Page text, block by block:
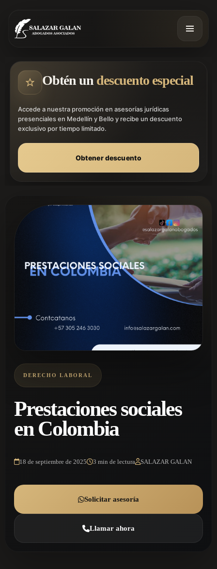
Obtén un descuento especial
Accede a nuestra promoción en asesorías jurídicas
presenciales en Medellín y Bello y recibe un descuento
exclusivo por tiempo limitado.
Obtener descuento
DERECHO LABORAL
Prestaciones sociales
en Colombia
18 de septiembre de 2025 3 min de lectura SALAZAR GALAN
Solicitar asesoría
Llamar ahora